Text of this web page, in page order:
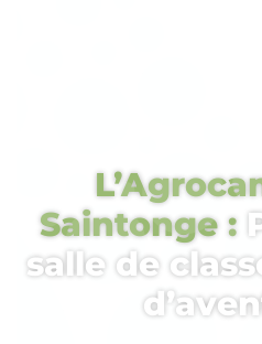
Saintonge :
salle de